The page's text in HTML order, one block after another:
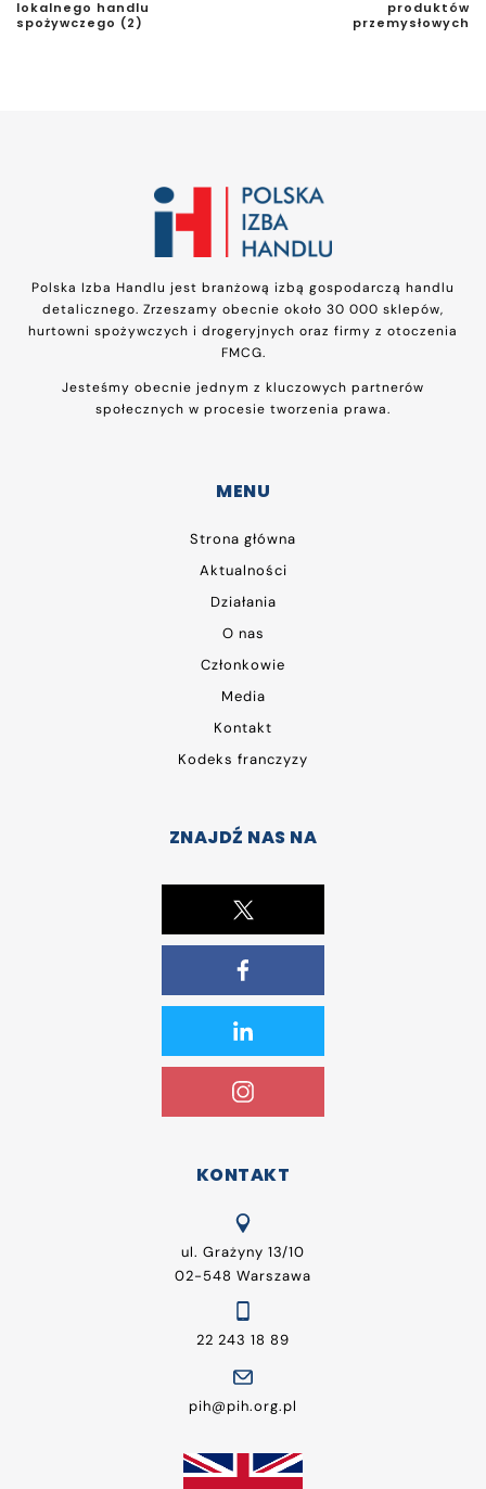
lokalnego handlu
spożywczego (2)
produktów
przemysłowych
Polska Izba Handlu jest branżową izbą gospodarczą handlu
detalicznego. Zrzeszamy obecnie około 30 000 sklepów,
hurtowni spożywczych i drogeryjnych oraz firmy z otoczenia
FMCG.
Jesteśmy obecnie jednym z kluczowych partnerów
społecznych w procesie tworzenia prawa.
MENU
Strona główna
Aktualności
Działania
O nas
Członkowie
Media
Kontakt
Kodeks franczyzy
ZNAJDŹ NAS NA
KONTAKT
ul. Grażyny 13/10
02-548 Warszawa
22 243 18 89
pih@pih.org.pl